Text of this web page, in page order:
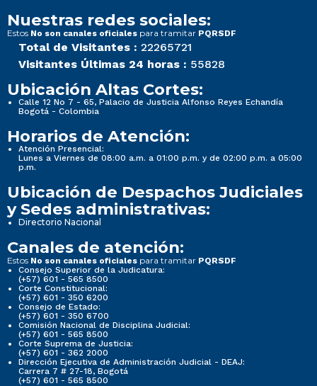
Nuestras redes sociales:
Estos No son canales oficiales para tramitar PQRSDF
Total de Visitantes : 22265721
Visitantes Últimas 24 horas : 55828
Ubicación Altas Cortes:
Calle 12 No 7 - 65, Palacio de Justicia Alfonso Reyes Echandía
Bogotá - Colombia
Horarios de Atención:
Atención Presencial:
Lunes a Viernes de 08:00 a.m. a 01:00 p.m. y de 02:00 p.m. a 05:00
p.m.
Ubicación de Despachos Judiciales
y Sedes administrativas:
Directorio Nacional
Canales de atención:
Estos No son canales oficiales para tramitar PQRSDF
Consejo Superior de la Judicatura:
(+57) 601 - 565 8500
Corte Constitucional:
(+57) 601 - 350 6200
Consejo de Estado:
(+57) 601 - 350 6700
Comisión Nacional de Disciplina Judicial:
(+57) 601 - 565 8500
Corte Suprema de Justicia:
(+57) 601 - 362 2000
Dirección Ejecutiva de Administración Judicial - DEAJ:
Carrera 7 # 27-18, Bogotá
(+57) 601 - 565 8500